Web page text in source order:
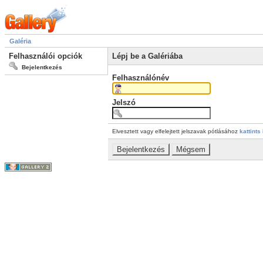
Galéria
Felhasználói opciók
Bejelentkezés
Lépj be a Galériába
Felhasználónév
Jelszó
Elvesztett vagy elfelejtett jelszavak pótlásához kattints